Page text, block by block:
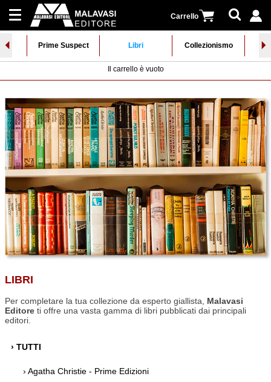
Carrello
Il carrello è vuoto
Registrati
Accedi
Collane
Newsletter
Distribuzione
Contatti
Cerca
Prime Suspect Libri Collezionismo
⏴ ⏵
LIBRI
Per completare la tua collezione da esperto giallista, Malavasi
Editore ti offre una vasta gamma di libri pubblicati dai principali
editori.
› TUTTI
› Agatha Christie - Prime Edizioni